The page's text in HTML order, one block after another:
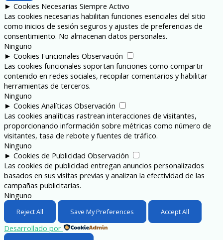
► Cookies Necesarias Siempre Activo
Las cookies necesarias habilitan funciones esenciales del sitio
como inicios de sesión seguros y ajustes de preferencias de
consentimiento. No almacenan datos personales.
Ninguno
► Cookies Funcionales Observación
Las cookies funcionales soportan funciones como compartir
contenido en redes sociales, recopilar comentarios y habilitar
herramientas de terceros.
Ninguno
► Cookies Analíticas Observación
Las cookies analíticas rastrean interacciones de visitantes,
proporcionando información sobre métricas como número de
visitantes, tasa de rebote y fuentes de tráfico.
Ninguno
► Cookies de Publicidad Observación
Las cookies de publicidad entregan anuncios personalizados
basados en sus visitas previas y analizan la efectividad de las
campañas publicitarias.
Ninguno
Reject All Save My Preferences Accept All
Desarrollado por